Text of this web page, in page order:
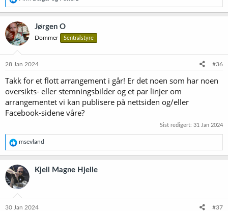
e
a
k
s
j
o
e
:
Jørgen O
Dommer Sentralstyre
28 Jan 2024 #36
Takk for et flott arrangement i går! Er det noen som har noen
oversikts- eller stemningsbilder og et par linjer om
arrangementet vi kan publisere på nettsiden og/eller
Facebook-sidene våre?
Sist redigert: 31 Jan 2024
R
e
a
k
s
j
o
e
msevland
Kjell Magne Hjelle
30 Jan 2024 #37